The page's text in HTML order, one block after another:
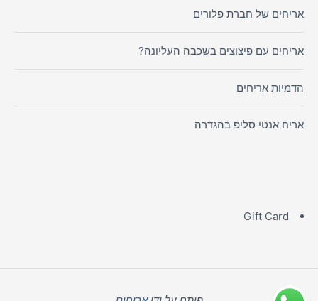
אריחים של חברת פלורים
אריחים עם פיצוצים בשכבה העליונה?
הדמיות אריחים
אריח אנטי סליפ בהגדרה
Gift Card